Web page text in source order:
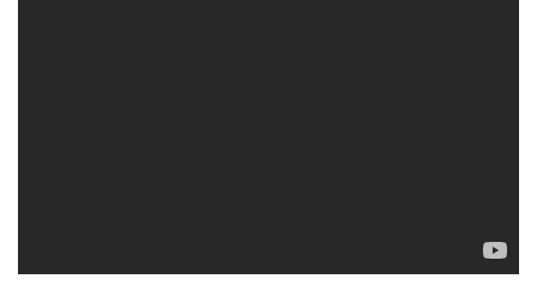
Công ty Hóa chất Đắc Trường Phát là một đối tác